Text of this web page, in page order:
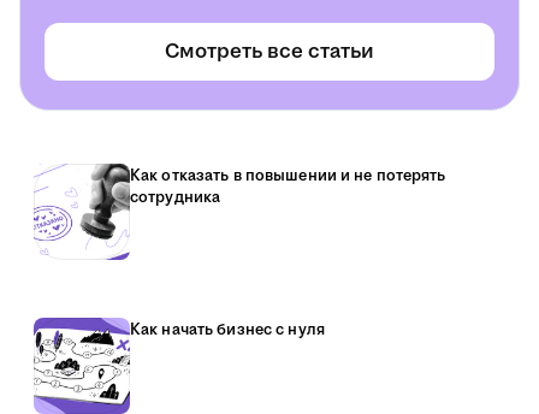
Смотреть все статьи
Как отказать в повышении и не потерять
сотрудника
Как начать бизнес с нуля